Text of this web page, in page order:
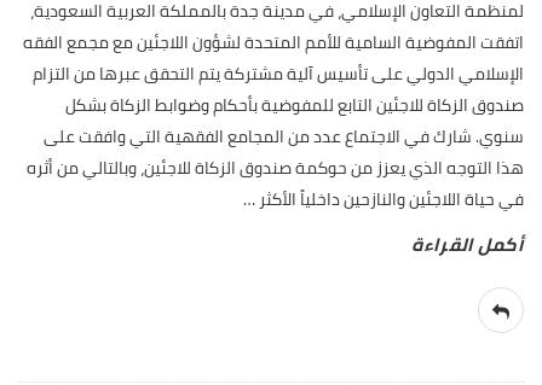
لمنظمة التعاون الإسلامي، في مدينة جدة بالمملكة العربية السعودية،
اتفقت المفوضية السامية للأمم المتحدة لشؤون اللاجئين مع مجمع الفقه
الإسلامي الدولي على تأسيس آلية مشتركة يتم التحقق عبرها من التزام
صندوق الزكاة للاجئين التابع للمفوضية بأحكام وضوابط الزكاة بشكل
سنوي. شارك في الاجتماع عدد من المجامع الفقهية التي وافقت على
هذا التوجه الذي يعزز من حوكمة صندوق الزكاة للاجئين، وبالتالي من أثره
في حياة اللاجئين والنازحين داخلياً الأكثر…